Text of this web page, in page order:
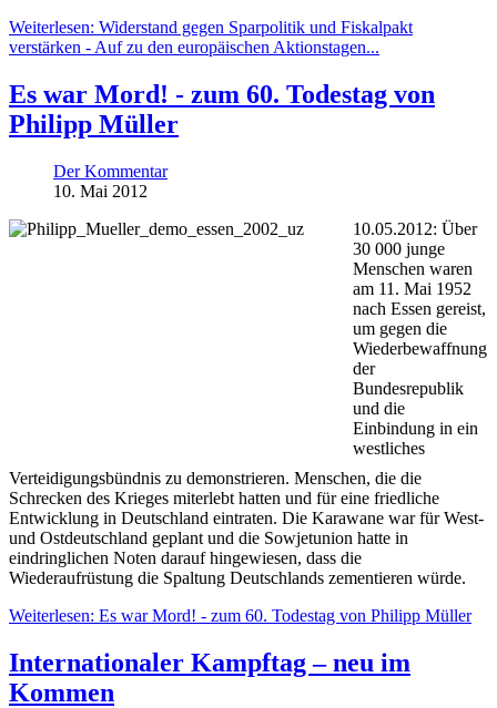
Weiterlesen: Widerstand gegen Sparpolitik und Fiskalpakt
verstärken - Auf zu den europäischen Aktionstagen...
Es war Mord! - zum 60. Todestag von
Philipp Müller
Der Kommentar
10. Mai 2012
10.05.2012: Über
30 000 junge
Menschen waren
am 11. Mai 1952
nach Essen gereist,
um gegen die
Wiederbewaffnung
der
Bundesrepublik
und die
Einbindung in ein
westliches
Verteidigungsbündnis zu demonstrieren. Menschen, die die
Schrecken des Krieges miterlebt hatten und für eine friedliche
Entwicklung in Deutschland eintraten. Die Karawane war für West-
und Ostdeutschland geplant und die Sowjetunion hatte in
eindringlichen Noten darauf hingewiesen, dass die
Wiederaufrüstung die Spaltung Deutschlands zementieren würde.
Weiterlesen: Es war Mord! - zum 60. Todestag von Philipp Müller
Internationaler Kampftag – neu im
Kommen